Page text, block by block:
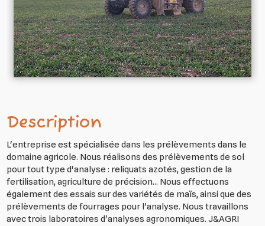
Description
L'entreprise est spécialisée dans les prélèvements dans le
domaine agricole. Nous réalisons des prélèvements de sol
pour tout type d'analyse : reliquats azotés, gestion de la
fertilisation, agriculture de précision... Nous effectuons
également des essais sur des variétés de maïs, ainsi que des
prélèvements de fourrages pour l'analyse. Nous travaillons
avec trois laboratoires d'analyses agronomiques. J&AGRI